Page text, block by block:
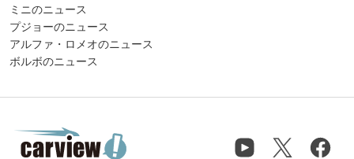
ミニのニュース
プジョーのニュース
アルファ・ロメオのニュース
ボルボのニュース